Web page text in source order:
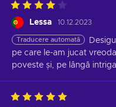
Lessa 10.12.2023
Traducere automată
pe care le-am jucat
poveste și, pe lângă